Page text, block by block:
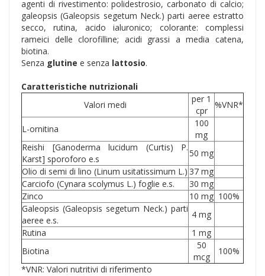
agenti di rivestimento: polidestrosio, carbonato di calcio;
galeopsis (Galeopsis segetum Neck.) parti aeree estratto
secco, rutina, acido ialuronico; colorante: complessi
rameici delle clorofilline; acidi grassi a media catena,
biotina.
Senza glutine e senza lattosio.
Caratteristiche nutrizionali
Valori medi
per 1
cpr
%VNR*
L-ornitina
100
mg
Reishi [Ganoderma lucidum (Curtis) P.
Karst] sporoforo e.s
50 mg
Olio di semi di lino (Linum usitatissimum L.) 37 mg
Carciofo (Cynara scolymus L.) foglie e.s.
30 mg
Zinco
10 mg 100%
Galeopsis (Galeopsis segetum Neck.) parti
aeree e.s.
4 mg
Rutina
1 mg
Biotina
50
mcg
100%
*VNR: Valori nutritivi di riferimento